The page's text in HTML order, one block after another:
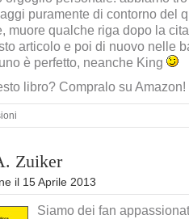
puramente di contorno del
muore qualche riga dopo la
articolo e poi di nuovo nelle
è perfetto, neanche King
libro? Compralo su Amazon!
Zuiker
il 15 Aprile 2013
Siamo dei fan